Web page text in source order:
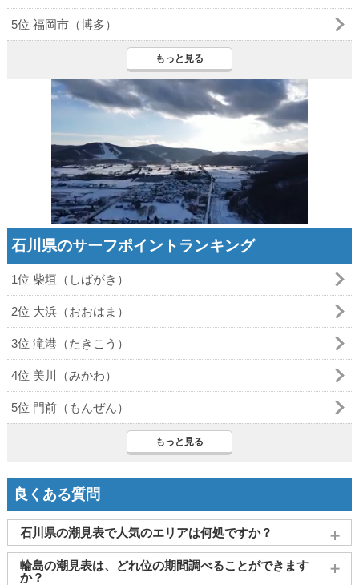
5位 福岡市（博多）
もっと見る
石川県のサーフポイントランキング
1位 柴垣（しばがき）
2位 大浜（おおはま）
3位 滝港（たきこう）
4位 美川（みかわ）
5位 門前（もんぜん）
もっと見る
良くある質問
石川県の潮見表で人気のエリアは何処ですか？
金沢、珠洲市（能登） 、七尾、輪島 、穴水
がよく見られてお
ります。
輪島の潮見表は、どれ位の期間調べることができます
か？